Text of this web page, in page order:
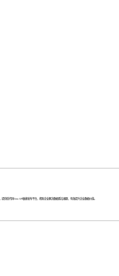
供低代码Data API敏捷发布平台，帮助企业解决数据孤岛难题，有效提升企业数据价值。